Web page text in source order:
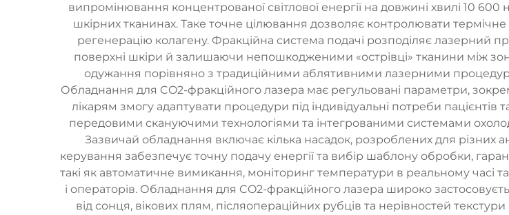
випромінювання концентрованої світлової енергії на довжині хвилі 10
шкірних тканинах. Таке точне цілювання дозволяє контролювати
регенерацію колагену. Фракційна система подачі розподіляє лазерний
поверхні шкіри й залишаючи непошкодженими «острівці» тканини між
одужання порівняно з традиційними аблятивними лазерними
Обладнання для CO2-фракційного лазера має регульовані параметри,
лікарям змогу адаптувати процедури під індивідуальні потреби
передовими скануючими технологіями та інтегрованими системами
Зазвичай обладнання включає кілька насадок, розроблених для різних
керування забезпечує точну подачу енергії та вибір шаблону обробки,
такі як автоматичне вимикання, моніторинг температури в реальному часі
і операторів. Обладнання для CO2-фракційного лазера широко
від сонця, вікових плям, післяопераційних рубців та нерівностей